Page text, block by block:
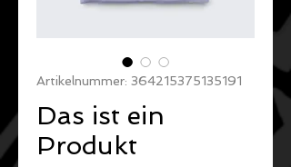
Artikelnummer: 364215375135191
Das ist ein
Produkt